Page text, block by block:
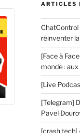
ARTICLES
ChatControl
réinventer
[Face à
monde : aux
[Live
[Telegram]
Pavel
[crash tech]